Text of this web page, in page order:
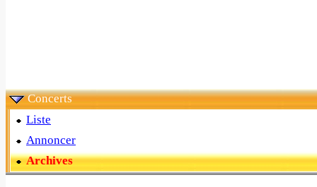
Concerts
Liste
Annoncer
Archives